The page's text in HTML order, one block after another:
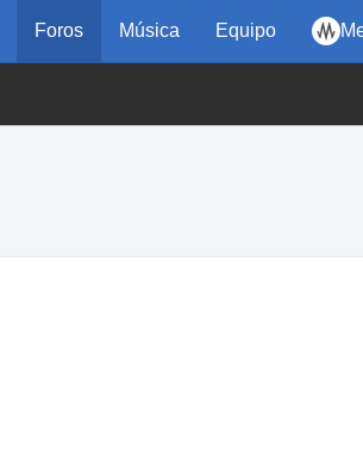
Foros Música Equipo